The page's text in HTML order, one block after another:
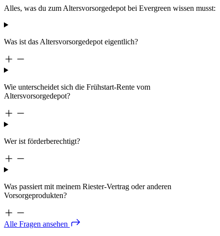
Alles, was du zum Altersvorsorgedepot bei Evergreen wissen musst:
Was ist das Altersvorsorgedepot eigentlich?
Wie unterscheidet sich die Frühstart-Rente vom
Altersvorsorgedepot?
Wer ist förderberechtigt?
Was passiert mit meinem Riester-Vertrag oder anderen
Vorsorgeprodukten?
Alle Fragen ansehen